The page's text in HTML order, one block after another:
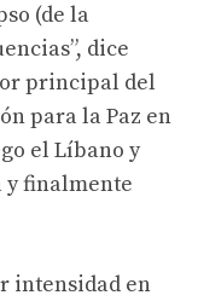
(de la
dice
principal del
para la Paz en
el Líbano y
y finalmente
intensidad en